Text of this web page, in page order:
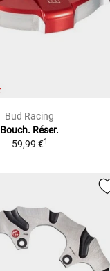
Bud Racing
Bouch. Réser.
59,99 €1